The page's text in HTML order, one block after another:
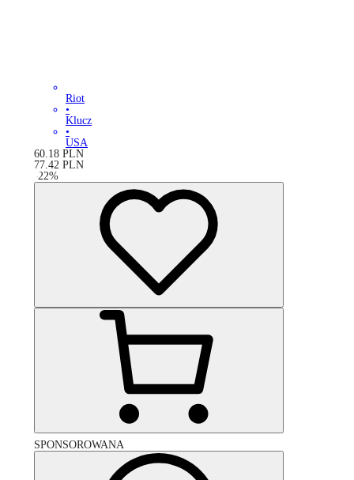
Riot
•
Klucz
•
USA
60.18 PLN
77.42 PLN
-22%
SPONSOROWANA